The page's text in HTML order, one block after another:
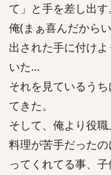
て」と手を差し出
俺(まぁ喜んだから
出された手に付け
いた…
それを見ているう
てきた。
そして、俺より役職
料理が苦手だった
ってくれてる事、